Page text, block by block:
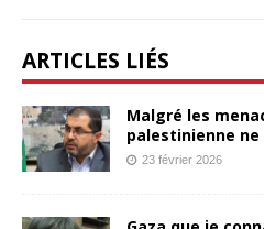
ARTICLES LIÉS
Malgré les
palestinienne
23 février 2026